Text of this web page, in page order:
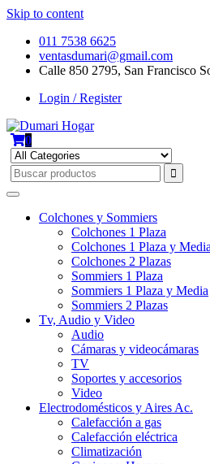
Skip to content
011 7538 6625
ventasdumari@gmail.com
Calle 850 2795, San Francisco
Login / Register
0
Colchones y Sommiers
Colchones 1 Plaza
Colchones 1 Plaza y Media
Colchones 2 Plazas
Sommiers 1 Plaza
Sommiers 1 Plaza y Media
Sommiers 2 Plazas
Tv, Audio y Video
Audio
Cámaras y videocámaras
TV
Soportes y accesorios
Video
Electrodomésticos y Aires Ac.
Calefacción a gas
Calefacción eléctrica
Climatización